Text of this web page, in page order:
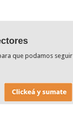
que podamos seguir